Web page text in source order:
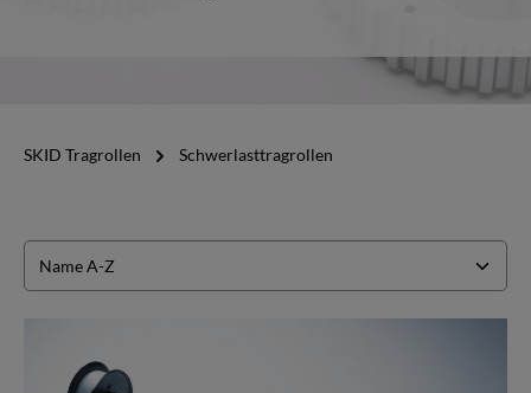
SKID Tragrollen Schwerlasttragrollen